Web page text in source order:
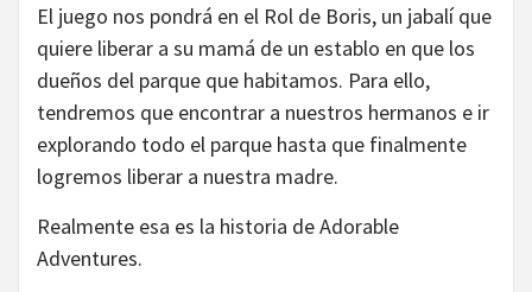
El juego nos pondrá en el Rol de Boris, un jabalí que
quiere liberar a su mamá de un establo en que los
dueños del parque que habitamos. Para ello,
tendremos que encontrar a nuestros hermanos e ir
explorando todo el parque hasta que finalmente
logremos liberar a nuestra madre.
Realmente esa es la historia de Adorable
Adventures.